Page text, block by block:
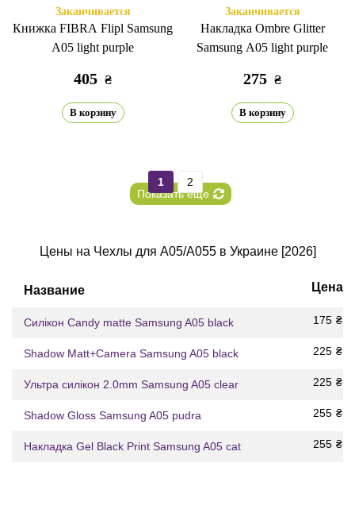
Заканчивается
Книжка FIBRA Flipl Samsung
A05 light purple
405 ₴
В корзину
Заканчивается
Накладка Ombre Glitter
Samsung A05 light purple
275 ₴
В корзину
Показать еще
1 2
Цены на Чехлы для A05/A055 в Украине [2026]
Название Цена
Силікон Candy matte Samsung A05 black 175 ₴
Shadow Matt+Camera Samsung A05 black 225 ₴
Ультра силікон 2.0mm Samsung A05 clear 225 ₴
Shadow Gloss Samsung A05 pudra 255 ₴
Накладка Gel Black Print Samsung A05 сat 255 ₴